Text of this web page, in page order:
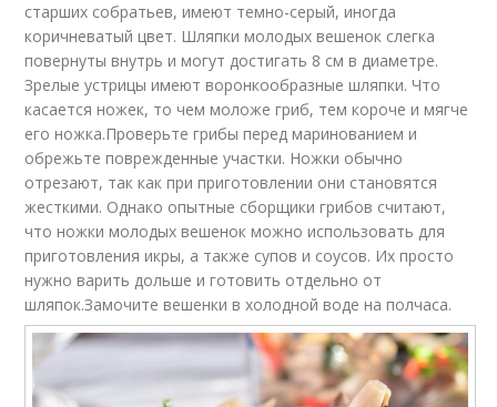
старших собратьев, имеют темно-серый, иногда
коричневатый цвет. Шляпки молодых вешенок слегка
повернуты внутрь и могут достигать 8 см в диаметре.
Зрелые устрицы имеют воронкообразные шляпки. Что
касается ножек, то чем моложе гриб, тем короче и мягче
его ножка.Проверьте грибы перед маринованием и
обрежьте поврежденные участки. Ножки обычно
отрезают, так как при приготовлении они становятся
жесткими. Однако опытные сборщики грибов считают,
что ножки молодых вешенок можно использовать для
приготовления икры, а также супов и соусов. Их просто
нужно варить дольше и готовить отдельно от
шляпок.Замочите вешенки в холодной воде на полчаса.